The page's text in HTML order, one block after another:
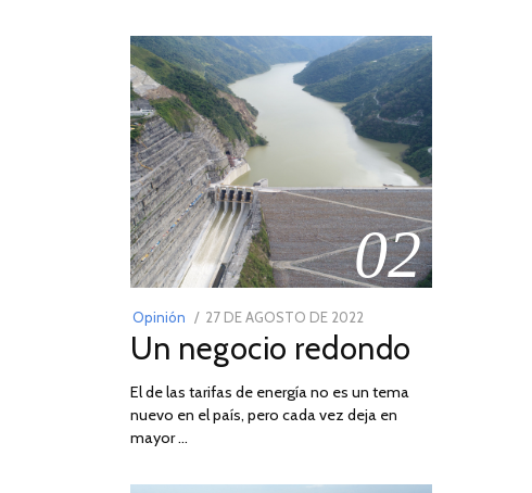
02
Opinión
POSTED
ON
27 DE AGOSTO DE 2022
DE
DE
2022
Un negocio redondo
El de las tarifas de energía no es un tema
nuevo en el país, pero cada vez deja en
mayor …